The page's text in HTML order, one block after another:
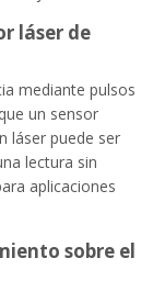
láser de
mediante pulsos
un sensor
láser puede ser
lectura sin
aplicaciones
sobre el